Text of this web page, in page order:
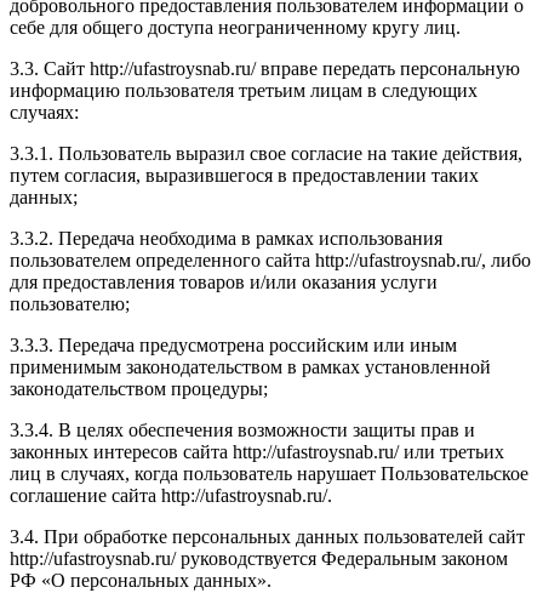
добровольного предоставления пользователем информации о
себе для общего доступа неограниченному кругу лиц.
3.3. Сайт http://ufastroysnab.ru/ вправе передать персональную
информацию пользователя третьим лицам в следующих
случаях:
3.3.1. Пользователь выразил свое согласие на такие действия,
путем согласия, выразившегося в предоставлении таких
данных;
3.3.2. Передача необходима в рамках использования
пользователем определенного сайта http://ufastroysnab.ru/, либо
для предоставления товаров и/или оказания услуги
пользователю;
3.3.3. Передача предусмотрена российским или иным
применимым законодательством в рамках установленной
законодательством процедуры;
3.3.4. В целях обеспечения возможности защиты прав и
законных интересов сайта http://ufastroysnab.ru/ или третьих
лиц в случаях, когда пользователь нарушает Пользовательское
соглашение сайта http://ufastroysnab.ru/.
3.4. При обработке персональных данных пользователей сайт
http://ufastroysnab.ru/ руководствуется Федеральным законом
РФ «О персональных данных».